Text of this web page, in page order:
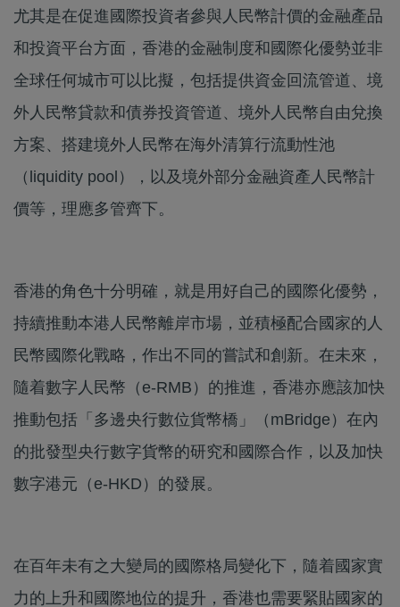
尤其是在促進國際投資者參與人民幣計價的金融產品
和投資平台方面，香港的金融制度和國際化優勢並非
全球任何城市可以比擬，包括提供資金回流管道、境
外人民幣貸款和債券投資管道、境外人民幣自由兌換
方案、搭建境外人民幣在海外清算行流動性池
（liquidity pool），以及境外部分金融資產人民幣計
價等，理應多管齊下。
香港的角色十分明確，就是用好自己的國際化優勢，
持續推動本港人民幣離岸市場，並積極配合國家的人
民幣國際化戰略，作出不同的嘗試和創新。在未來，
隨着數字人民幣（e-RMB）的推進，香港亦應該加快
推動包括「多邊央行數位貨幣橋」（mBridge）在內
的批發型央行數字貨幣的研究和國際合作，以及加快
數字港元（e-HKD）的發展。
在百年未有之大變局的國際格局變化下，隨着國家實
力的上升和國際地位的提升，香港也需要緊貼國家的